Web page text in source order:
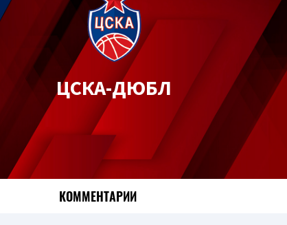
ЦСКА-ДЮБЛ
КОММЕНТАРИИ